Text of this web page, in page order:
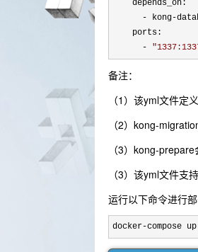
    depends_on:
- kong-
    ports:
- "
备注：
（1）该yml文件定
（2）kong-
（3）kong-
（3）该yml文件支
运行以下命令进行部
docker-compose